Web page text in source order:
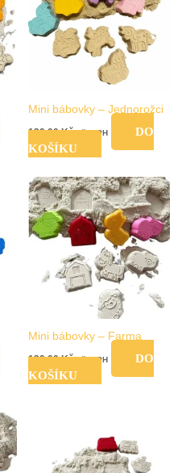
Mini bábovky – Jednorožci
139,00Kč vč. DPH
DO
KOŠÍKU
Mini bábovky – Farma
139,00Kč vč. DPH
DO
KOŠÍKU